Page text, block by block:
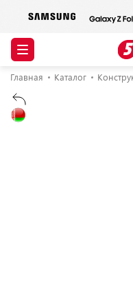
Главная Каталог